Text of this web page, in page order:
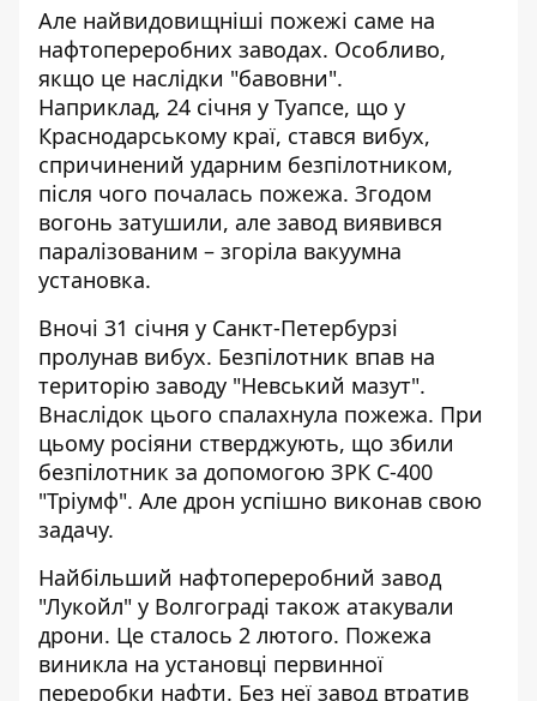
Але найвидовищніші пожежі саме на
нафтопереробних заводах. Особливо,
якщо це наслідки "бавовни".
Наприклад, 24 січня у Туапсе, що у
Краснодарському краї, стався вибух,
спричинений ударним безпілотником,
після чого почалась пожежа. Згодом
вогонь затушили, але завод виявився
паралізованим – згоріла вакуумна
установка.
Вночі 31 січня у Санкт-Петербурзі
пролунав вибух. Безпілотник впав на
територію заводу "Невський мазут".
Внаслідок цього спалахнула пожежа. При
цьому росіяни стверджують, що збили
безпілотник за допомогою ЗРК С-400
"Тріумф". Але дрон успішно виконав свою
задачу.
Найбільший нафтопереробний завод
"Лукойл" у Волгограді також атакували
дрони. Це сталось 2 лютого. Пожежа
виникла на установці первинної
переробки нафти. Без неї завод втратив